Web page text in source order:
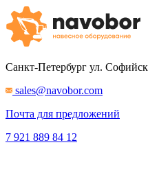
Санкт-Петербург ул.
sales@navobor.com
Почта для предложений
7 921 889 84 12